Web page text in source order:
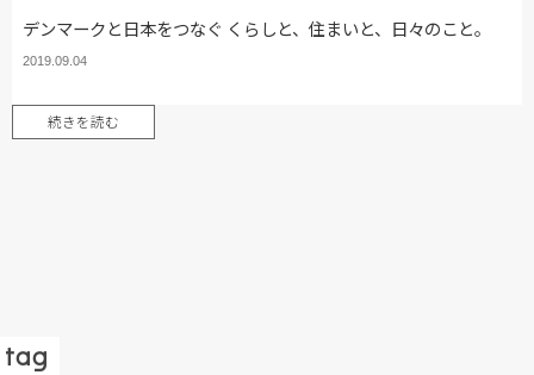
デンマークと日本をつなぐ くらしと、住まいと、日々のこと。
2019.09.04
続きを読む
tag